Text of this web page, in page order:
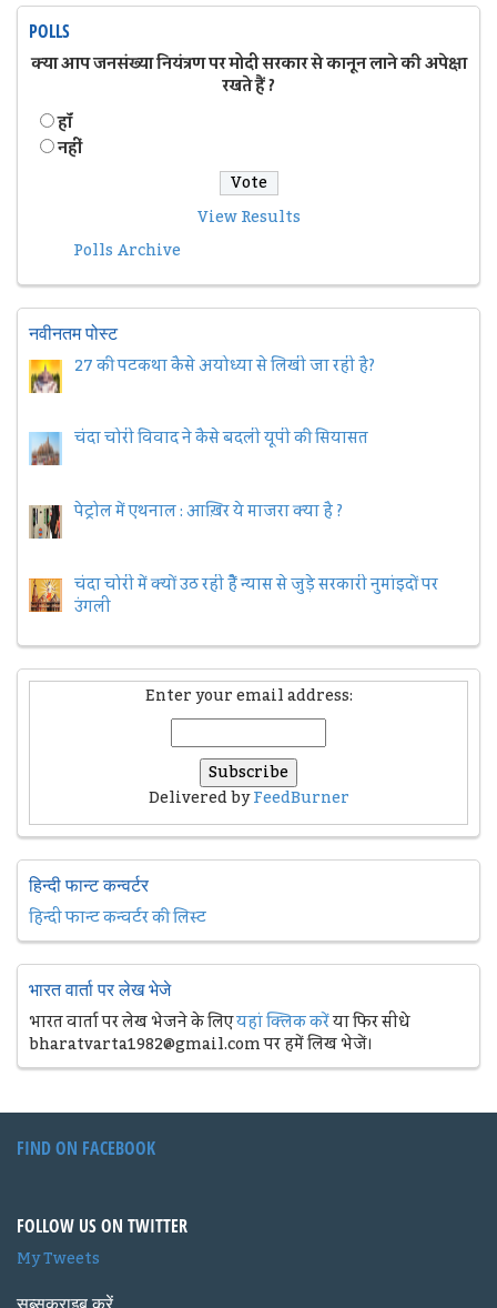
POLLS
क्या आप जनसंख्या नियंत्रण पर मोदी सरकार से कानून लाने की अपेक्षा
रखते हैं ?
हॉं
नहीं
View Results
Polls Archive
नवीनतम पोस्ट
27 की पटकथा कैसे अयोध्या से लिखी जा रही है?
चंदा चोरी विवाद ने कैसे बदली यूपी की सियासत
पेट्रोल में एथनाल : आख़िर ये माजरा क्या है ?
चंदा चोरी में क्यों उठ रही हैैं न्यास से जुड़े सरकारी नुमांइदों पर
उंगली
Enter your email address:
Delivered byFeedBurner
हिन्दी फान्ट कन्वर्टर
हिन्दी फान्ट कन्वर्टर की लिस्ट
भारत वार्ता पर लेख भेजे
भारत वार्ता पर लेख भेजने के लिएयहां क्लिक करेंया फिर सीधे
bharatvarta1982@gmail.com पर हमें लिख भेजें।
FIND ON FACEBOOK
FOLLOW US ON TWITTER
My Tweets